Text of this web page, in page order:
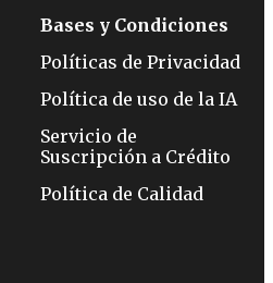
Bases y Condiciones
Políticas de Privacidad
Política de uso de la IA
Servicio de
Suscripción a Crédito
Política de Calidad